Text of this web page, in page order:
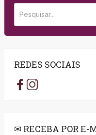
REDES SOCIAIS
✉ RECEBA POR E-